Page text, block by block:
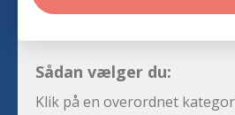
Sådan vælger du:
Klik på en overordnet